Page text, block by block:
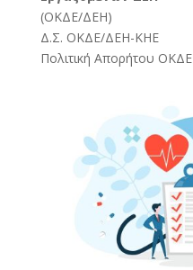
(ΟΚΔΕ/ΔΕΗ)
Δ.Σ. ΟΚΔΕ/ΔΕΗ-ΚΗΕ
Πολιτική Απορήτου ΟΚΔΕ